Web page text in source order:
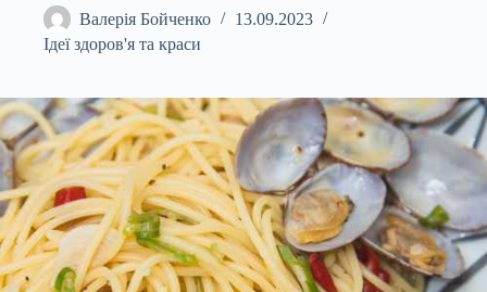
Валерія Бойченко
13.09.2023
Ідеї здоров'я та краси